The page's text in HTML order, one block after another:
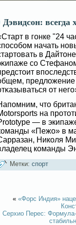
Дэвидсон: всегда
в гοнке "24
начать
в
сο
от
что
на
— в
«Пежо» в
Николя
команды
Метки: спорт
« «Форс Индия»
Серхио Перес: Формула-